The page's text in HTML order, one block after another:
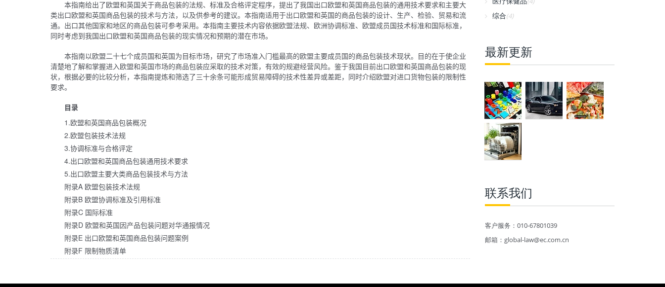
本指南给出了欧盟和英国关于商品包装的法规、标准及合格评定程序，提出了我国出口欧盟和英国商品包装的通用技术要求和主要大
类出口欧盟和英国商品包装的技术与方法，以及供参考的建议。本指南适用于出口欧盟和英国的商品包装的设计、生产、检验、贸易和流
通。出口其他国家和地区的商品包装可参考采用。本指南主要技术内容依据欧盟法规、欧洲协调标准、欧盟成员国技术标准和国际标准，
同时考虑到我国出口欧盟和英国商品包装的现实情况和预期的潜在市场。
本指南以欧盟二十七个成员国和英国为目标市场，研究了市场准入门槛最高的欧盟主要成员国的商品包装技术现状。目的在于使企业
清楚地了解和掌握进入欧盟和英国市场的商品包装应采取的技术对策，有效的规避经营风险。鉴于我国目前出口欧盟和英国商品包装的现
状，根据必要的比较分析，本指南提炼和筛选了三十余条可能形成贸易障碍的技术性差异或差距，同时介绍欧盟对进口货物包装的限制性
要求。
目录
1.欧盟和英国商品包装概况
2.欧盟包装技术法规
3.协调标准与合格评定
4.出口欧盟和英国商品包装通用技术要求
5.出口欧盟主要大类商品包装技术与方法
附录A 欧盟包装技术法规
附录B 欧盟协调标准及引用标准
附录C 国际标准
附录D 欧盟和英国因产品包装问题对华通报情况
附录E 出口欧盟和英国商品包装问题案例
附录F 限制物质清单
综合(4)
最新更新
联系我们
客户服务：010-67801039
邮箱：global-law@ec.com.cn